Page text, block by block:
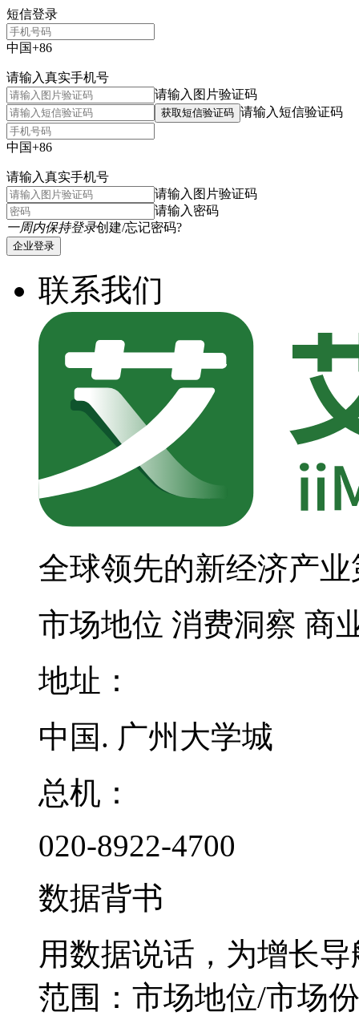
短信登录
中国+86
请输入真实手机号
请输入图片验证码
获取短信验证码 请输入短信验证码
中国+86
请输入真实手机号
请输入图片验证码
请输入密码
一周内保持登录创建/忘记密码?
企业登录
联系我们
全球领先的新经济产
市场地位 消费洞察 商
地址：
中国. 广州大学城
总机：
020-8922-4700
数据背书
用数据说话，为增长导
范围：市场地位/市场